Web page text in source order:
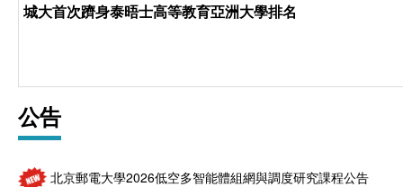
城大首次躋身泰晤士高等教育亞洲大學排名
公告
北京郵電大學2026低空多智能體組網與調度研究課程公告